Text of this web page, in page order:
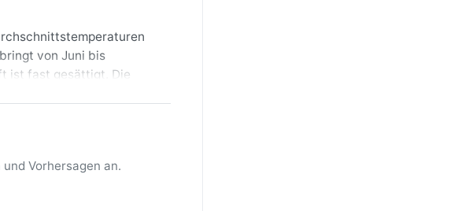
von Juni bis
ist fast gesättigt. Die
ist. Das Wetter bleibt
und ab Juni bestimmt
die Straßen in
Vorhersagen an.